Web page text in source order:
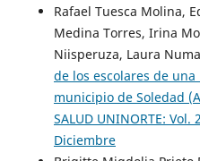
Rafael Tuesca Molina,
Medina Torres, Irina
Niisperuza, Laura
de los escolares de
municipio de Soledad
SALUD UNINORTE:
Diciembre